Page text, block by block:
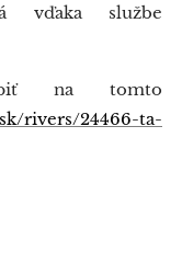
vďaka službe
na tomto
rivers/24466-ta-